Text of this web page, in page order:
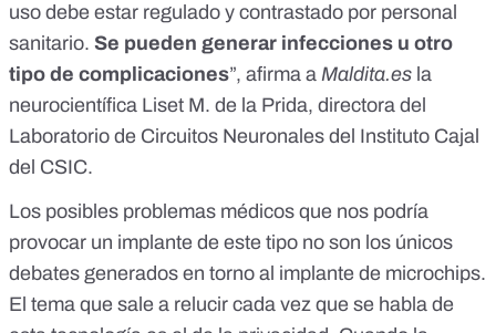
uso debe estar regulado y contrastado por personal
sanitario. Se pueden generar infecciones u otro
tipo de complicaciones”, afirma a Maldita.es la
neurocientífica Liset M. de la Prida, directora del
Laboratorio de Circuitos Neuronales del Instituto Cajal
del CSIC.
Los posibles problemas médicos que nos podría
provocar un implante de este tipo no son los únicos
debates generados en torno al implante de microchips.
El tema que sale a relucir cada vez que se habla de